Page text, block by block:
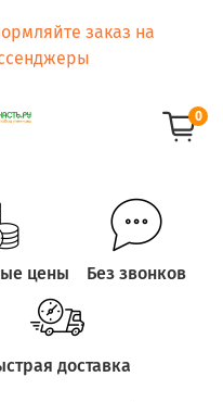
заказ на
0
цены Без звонков
доставка